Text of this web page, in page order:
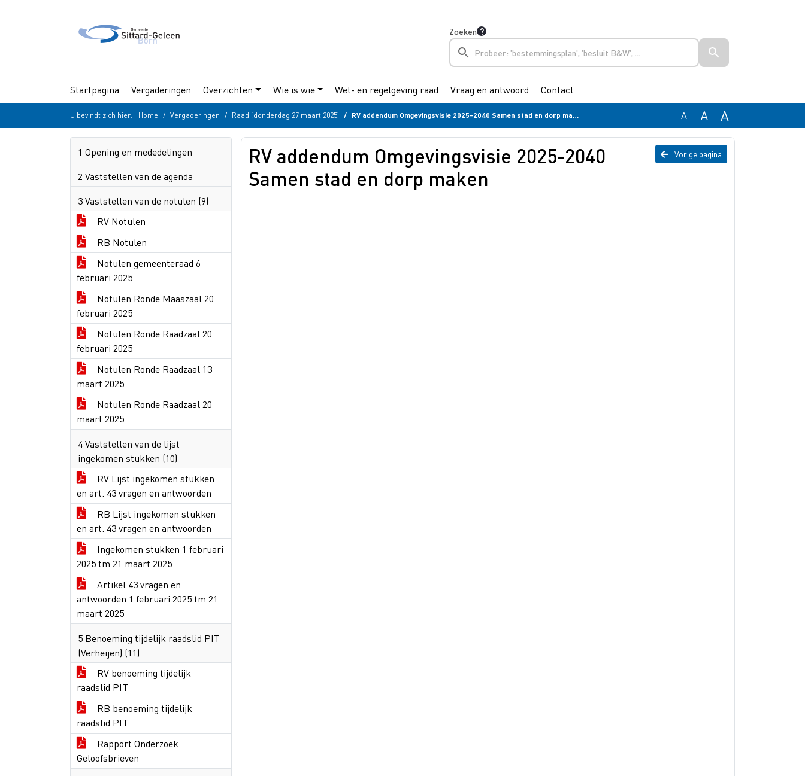
Zoeken
Startpagina Vergaderingen Overzichten Wie is wie Wet- en regelgeving raad Vraag en antwoord Contact
U bevindt zich hier: Home Vergaderingen Raad (donderdag 27 maart 2025) RV addendum Omgevingsvisie 2025-2040 Samen stad en dorp maken A A A
1 Opening en mededelingen
2 Vaststellen van de agenda
3 Vaststellen van de notulen (9)
RV Notulen
RB Notulen
Notulen gemeenteraad 6
februari 2025
Notulen Ronde Maaszaal 20
februari 2025
Notulen Ronde Raadzaal 20
februari 2025
Notulen Ronde Raadzaal 13
maart 2025
Notulen Ronde Raadzaal 20
maart 2025
4 Vaststellen van de lijst
ingekomen stukken (10)
RV Lijst ingekomen stukken
en art. 43 vragen en antwoorden
RB Lijst ingekomen stukken
en art. 43 vragen en antwoorden
Ingekomen stukken 1 februari
2025 tm 21 maart 2025
Artikel 43 vragen en
antwoorden 1 februari 2025 tm 21
maart 2025
5 Benoeming tijdelijk raadslid PIT
(Verheijen) (11)
RV benoeming tijdelijk
raadslid PIT
RB benoeming tijdelijk
raadslid PIT
Rapport Onderzoek
Geloofsbrieven
Vorige pagina
RV addendum Omgevingsvisie 2025-2040
Samen stad en dorp maken